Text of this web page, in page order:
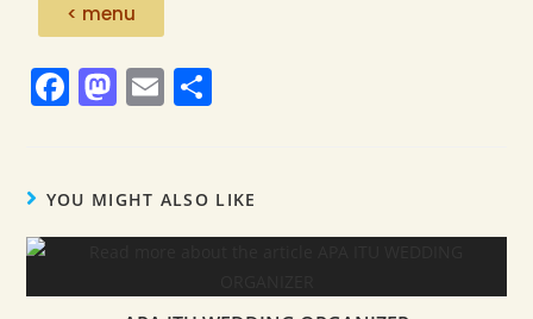
< menu
F
e
b
M
o
d
E
l e
YOU MIGHT ALSO LIKE